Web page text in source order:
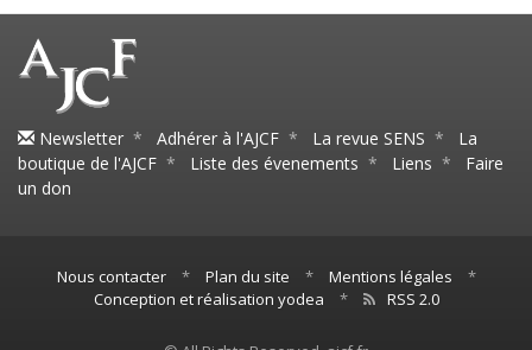
Newsletter * Adhérer à l'AJCF * La revue SENS * La
boutique de l'AJCF * Liste des évenements * Liens * Faire
un don
Nous contacter * Plan du site * Mentions légales
*
Conception et réalisation yodea
* RSS 2.0